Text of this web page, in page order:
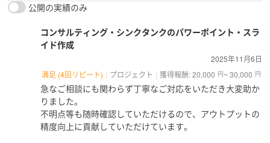
公開の実績のみ
コンサルティング・シンクタンクのパワーポイント・スラ
イド作成
2025年11月6日
満足 (4回リピート)
プロジェクト 獲得報酬: 20,000 円~ 30,000 円
急なご相談にも関わらず丁寧なご対応をいただき大変助か
りました。
不明点等も随時確認していただけるので、アウトプットの
精度向上に貢献していただけています。